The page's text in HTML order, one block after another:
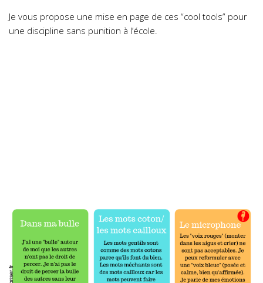
Je vous propose une mise en page de ces “cool tools” pour
une discipline sans punition à l’école.